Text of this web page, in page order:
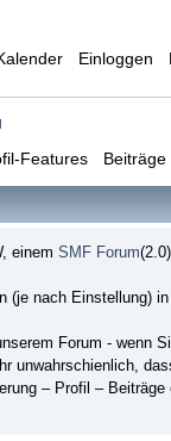
Einloggen
Features Beiträge
einem SMF Forum
(je nach Einstellung)
Forum - wenn
unwahrschienlich,
– Profil – Beiträge